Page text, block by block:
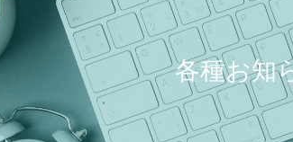
レンタルコート
258：最高の居酒屋さんス
タンドツマミグイ
各種お知